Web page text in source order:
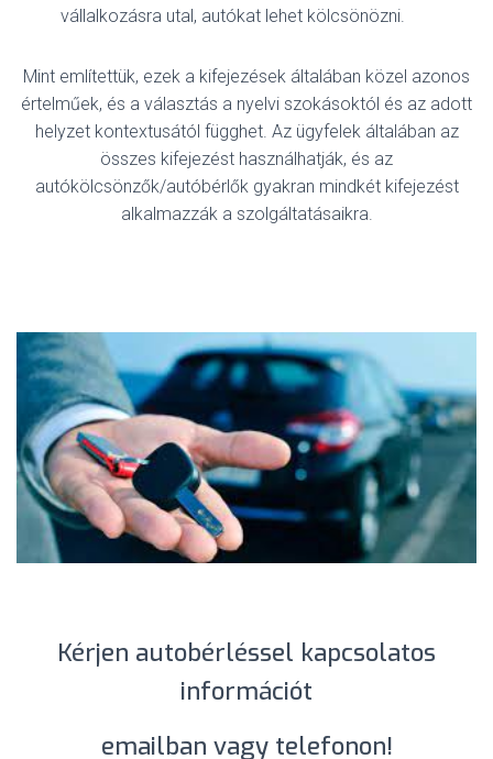
vállalkozásra utal, autókat lehet kölcsönözni.
Mint említettük, ezek a kifejezések általában közel azonos
értelműek, és a választás a nyelvi szokásoktól és az adott
helyzet kontextusától függhet. Az ügyfelek általában az
összes kifejezést használhatják, és az
autókölcsönzők/autóbérlők gyakran mindkét kifejezést
alkalmazzák a szolgáltatásaikra.
Kérjen autobérléssel kapcsolatos
információt
emailban vagy telefonon!